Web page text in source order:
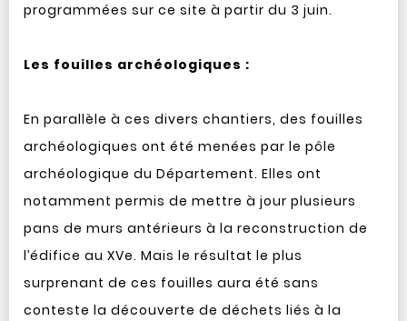
programmées sur ce site à partir du 3 juin.
Les fouilles archéologiques :
En parallèle à ces divers chantiers, des fouilles
archéologiques ont été menées par le pôle
archéologique du Département. Elles ont
notamment permis de mettre à jour plusieurs
pans de murs antérieurs à la reconstruction de
l’édifice au XVe. Mais le résultat le plus
surprenant de ces fouilles aura été sans
conteste la découverte de déchets liés à la